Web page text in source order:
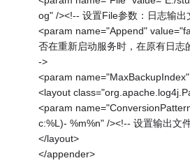
og" /><!-- 设置File参数：日志输出
<param name="Append"
否在重新启动服务时，在原有日志
->
<param
<layout
<param
c:%L)- %m%n" /><!-- 设置输出文
</layout>
</appender>